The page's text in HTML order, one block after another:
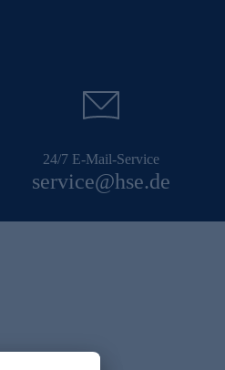
24/7 E-Mail-Service
service@hse.de